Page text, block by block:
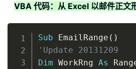
VBA 代码：从 Excel 以邮件正文
Sub EmailRange ( )
'Update 20131209
Dim WorkRng As